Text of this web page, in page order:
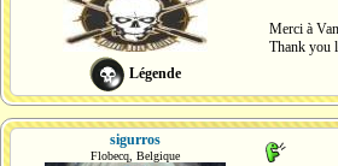
Légende
Merci à
Thank you
sigurros
Flobecq, Belgique